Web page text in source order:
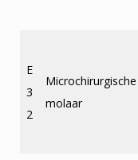
E
3
2
molaar